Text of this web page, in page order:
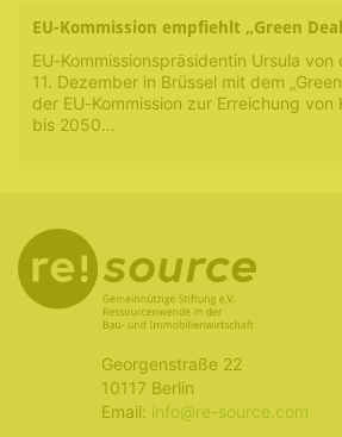
EU-Kommission empfiehlt „Green
EU-Kommissionspräsidentin Ursula
11. Dezember in Brüssel mit dem
der EU-Kommission zur Erreichung von
bis 2050…
Georgenstraße 22
10117 Berlin
Email: info@re-source.com